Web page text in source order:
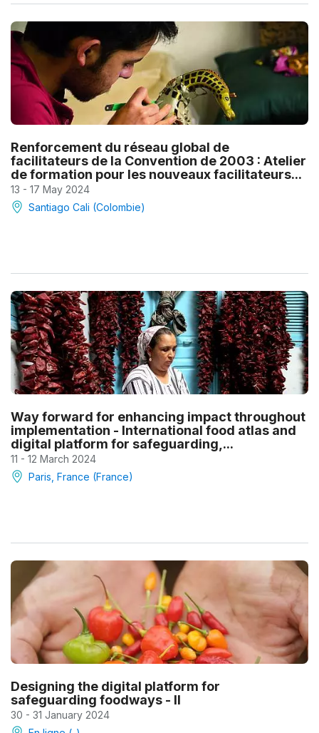
Renforcement du réseau global de
facilitateurs de la Convention de 2003 : Atelier
de formation pour les nouveaux facilitateurs...
13 - 17 May 2024
Santiago Cali (Colombie)
Way forward for enhancing impact throughout
implementation - International food atlas and
digital platform for safeguarding,...
11 - 12 March 2024
Paris, France (France)
Designing the digital platform for
safeguarding foodways - II
30 - 31 January 2024